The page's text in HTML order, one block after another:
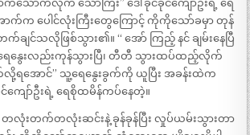
သောက်လိုက် သော်ကြီး” ဒေါ်ခိုင်ခိုင်ကျော်ဦးရဲ့ ရေ
က်က ပေါင်လုံးကြီးတွေကြောင့် ကိုကိုသော်ခမှာ တုန်
ချင်သလိုဖြစ်သွား၏။ “ အော် ကြည့် နင် ချမ်းနေပြီ
ရေနွေးလည်းကုန်သွားပြီ၊ တီတီ သွားထပ်ထည့်လိုက်
ရအောင်” သူ့ရေနွေးခွက်ကို ယူပြီး အခန်းထဲက
ကျော်ဦးရဲ့ ရေစိုထမိန်ကပ်နေတဲ့။
လုံးတက်တလုံးဆင်းနဲ့ ခုန်ခုန်ပြီး လှုပ်ယမ်းသွားတာ